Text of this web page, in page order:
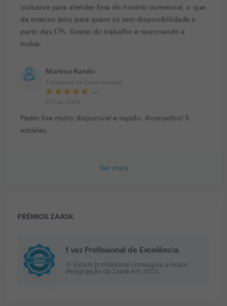
inclusive para atender fora do horário comercial, o que
da imenso jeito para quem só tem disponibilidade a
partir das 17h. Gostei do trabalho e recomendo a
todos.
Martina Rando
Trabalhos de Electricidade
27 Fev 2023
Pedro foe muito disponivel e rapido. Aconselho! 5
estrelas.
Ver mais
PRÉMIOS ZAASK
1 vez Profissional de Excelência
🎉 Este/a profissional conseguiu a maior
designação da Zaask em 2023